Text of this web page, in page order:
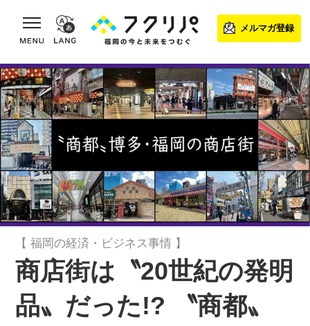
toggle navigation
メルマガ登録
【 福岡の経済・ビジネス事情 】
商店街は〝20世紀の発明
品〟だった!? 〝商都〟